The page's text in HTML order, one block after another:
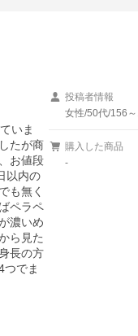
いま
たが商
お値段
以内の
も無く
ペラペ
濃いめ
ら見た
長の方
でま
投稿者情報
女性/50代/156
購入した商品
-